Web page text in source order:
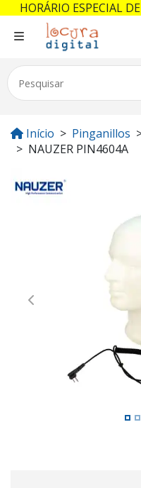
Início Pinganillos
NAUZER PIN4604A
Previous
HORÁRIO ESPECIAL DE